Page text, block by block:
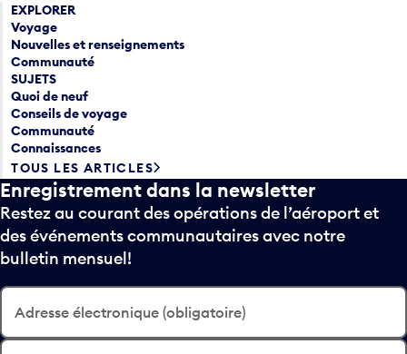
EXPLORER
Voyage
Nouvelles et renseignements
Communauté
SUJETS
Quoi de neuf
Conseils de voyage
Communauté
Connaissances
TOUS LES ARTICLES
Enregistrement dans la newsletter
Restez au courant des opérations de l’aéroport et
des événements communautaires avec notre
bulletin mensuel!
Adresse électronique (obligatoire)